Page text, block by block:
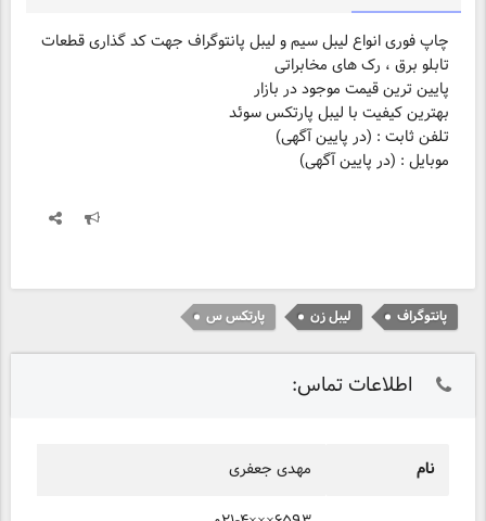
چاپ فوری انواع لیبل سیم و لیبل پانتوگراف جهت کد گذاری قطعات
موبایل : (در پایین آگهی)
پانتوگراف لیبل زن پارتکس س
اطلاعات تماس:
نام مهدی جعفری